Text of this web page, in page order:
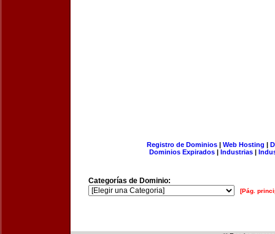
Registro de Dominios| Web Hosting |
Dominios Expirados | Industrias |
Categorías de Dominio:
[Pág.